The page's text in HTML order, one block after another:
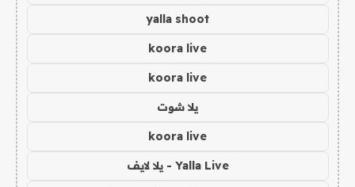
yalla shoot
koora live
koora live
يلا شوت
koora live
Yalla Live - يلا لايف